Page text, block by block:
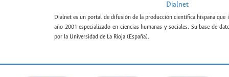
Dialnet
Dialnet es un portal de difusión de la producción científica hispana que
año 2001 especializado en ciencias humanas y sociales. Su base de
por la Universidad de La Rioja (España).